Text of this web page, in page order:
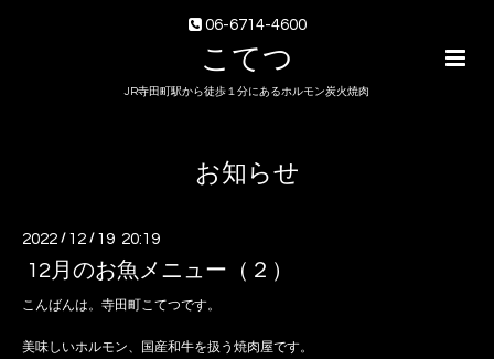
06-6714-4600
こてつ
JR寺田町駅から徒歩１分にあるホルモン炭火焼肉
お知らせ
2022 / 12 / 19 20:19
12月のお魚メニュー（２）
こんばんは。寺田町こてつです。
美味しいホルモン、国産和牛を扱う焼肉屋です。